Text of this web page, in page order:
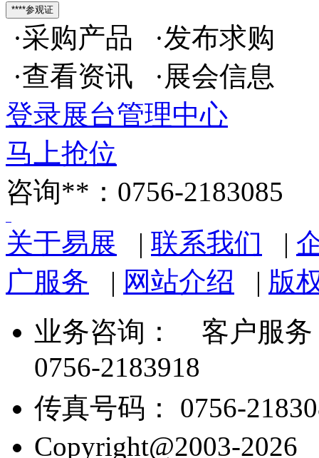
·采购产品 ·发布求购
·查看资讯 ·展会信息
登录展台管理中心
马上抢位
咨询**：0756-2183085
关于易展 | 联系我们 |
广服务 | 网站介绍 | 版
业务咨询：
客户服务
0756-2183918
传真号码： 0756-
Copyright@2003-